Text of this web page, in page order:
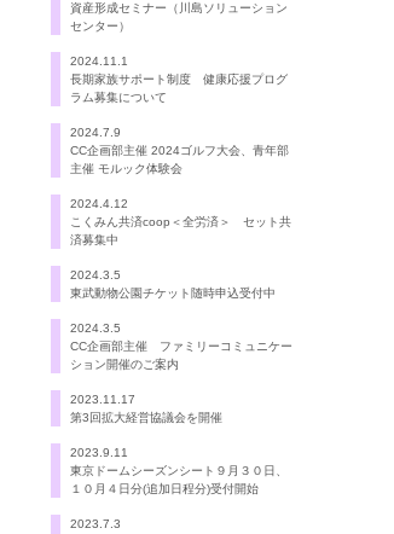
資産形成セミナー（川島ソリューション
センター）
2024.11.1
長期家族サポート制度 健康応援プログ
ラム募集について
2024.7.9
CC企画部主催 2024ゴルフ大会、青年部
主催 モルック体験会
2024.4.12
こくみん共済coop＜全労済＞ セット共
済募集中
2024.3.5
東武動物公園チケット随時申込受付中
2024.3.5
CC企画部主催 ファミリーコミュニケー
ション開催のご案内
2023.11.17
第3回拡大経営協議会を開催
2023.9.11
東京ドームシーズンシート９月３０日、
１０月４日分(追加日程分)受付開始
2023.7.3